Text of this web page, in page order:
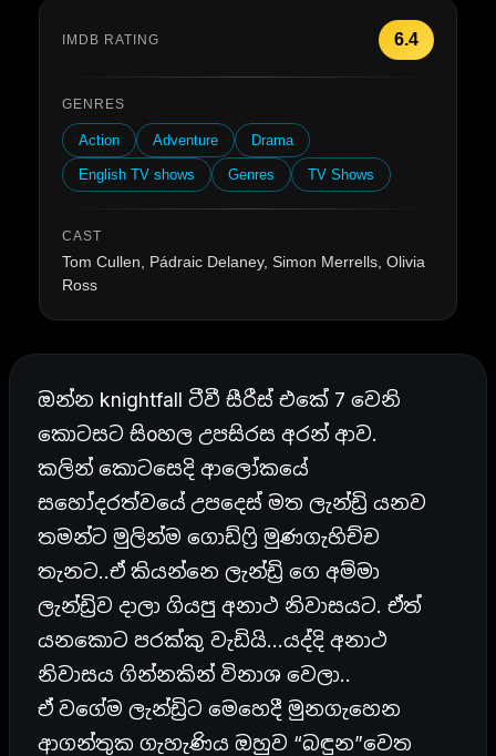
IMDB RATING 6.4
GENRES
Action Adventure Drama
English TV shows Genres TV Shows
CAST
Tom Cullen, Pádraic Delaney, Simon Merrells, Olivia
Ross
ඔන්න knightfall ටීවී සීරීස් එකේ 7 වෙනි
කොටසට සිoහල උපසිරස අරන් ආව.
කලින් කොටසෙදි ආලෝකයේ
සහෝදරත්වයේ උපදෙස් මත ලැන්ඩ්‍රි යනව
තමන්ට මුලින්ම ගොඩ්ෆ්‍රි මුණගැහිච්ච
තැනට..ඒ කියන්නෙ ලැන්ඩ්‍රි ගෙ අම්මා
ලැන්ඩ්‍රිව දාලා ගියපු අනාථ නිවාසයට. ඒත්
යනකොට පරක්කු වැඩියි…යද්දි අනාථ
නිවාසය ගින්නකින් විනාශ වෙලා..
ඒ වගේම ලැන්ඩ්‍රිට මෙහෙදී මුනගැහෙන
ආගන්තුක ගැහැණිය ඔහුව “බඳුන”වෙත